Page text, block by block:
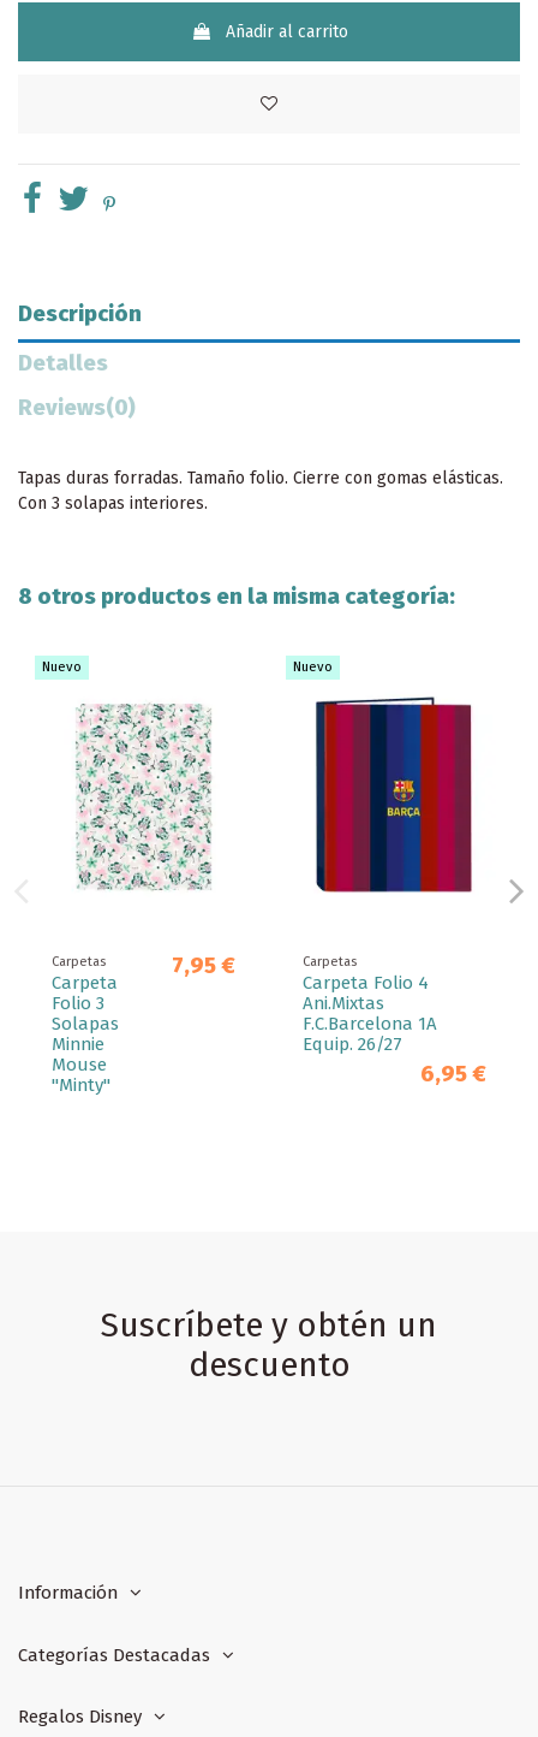
Añadir al carrito
Descripción
Detalles
Reviews(0)
Tapas duras forradas. Tamaño folio. Cierre con gomas elásticas.
Con 3 solapas interiores.
8 otros productos en la misma categoría:
Nuevo
Carpetas
Carpeta
Folio 3
Solapas
Minnie
Mouse
"Minty"
7,95 €
Nuevo
Carpetas
Carpeta Folio 4
Ani.Mixtas
F.C.Barcelona 1A
Equip. 26/27
6,95 €
Suscríbete y obtén un
descuento
Información
Categorías Destacadas
Regalos Disney